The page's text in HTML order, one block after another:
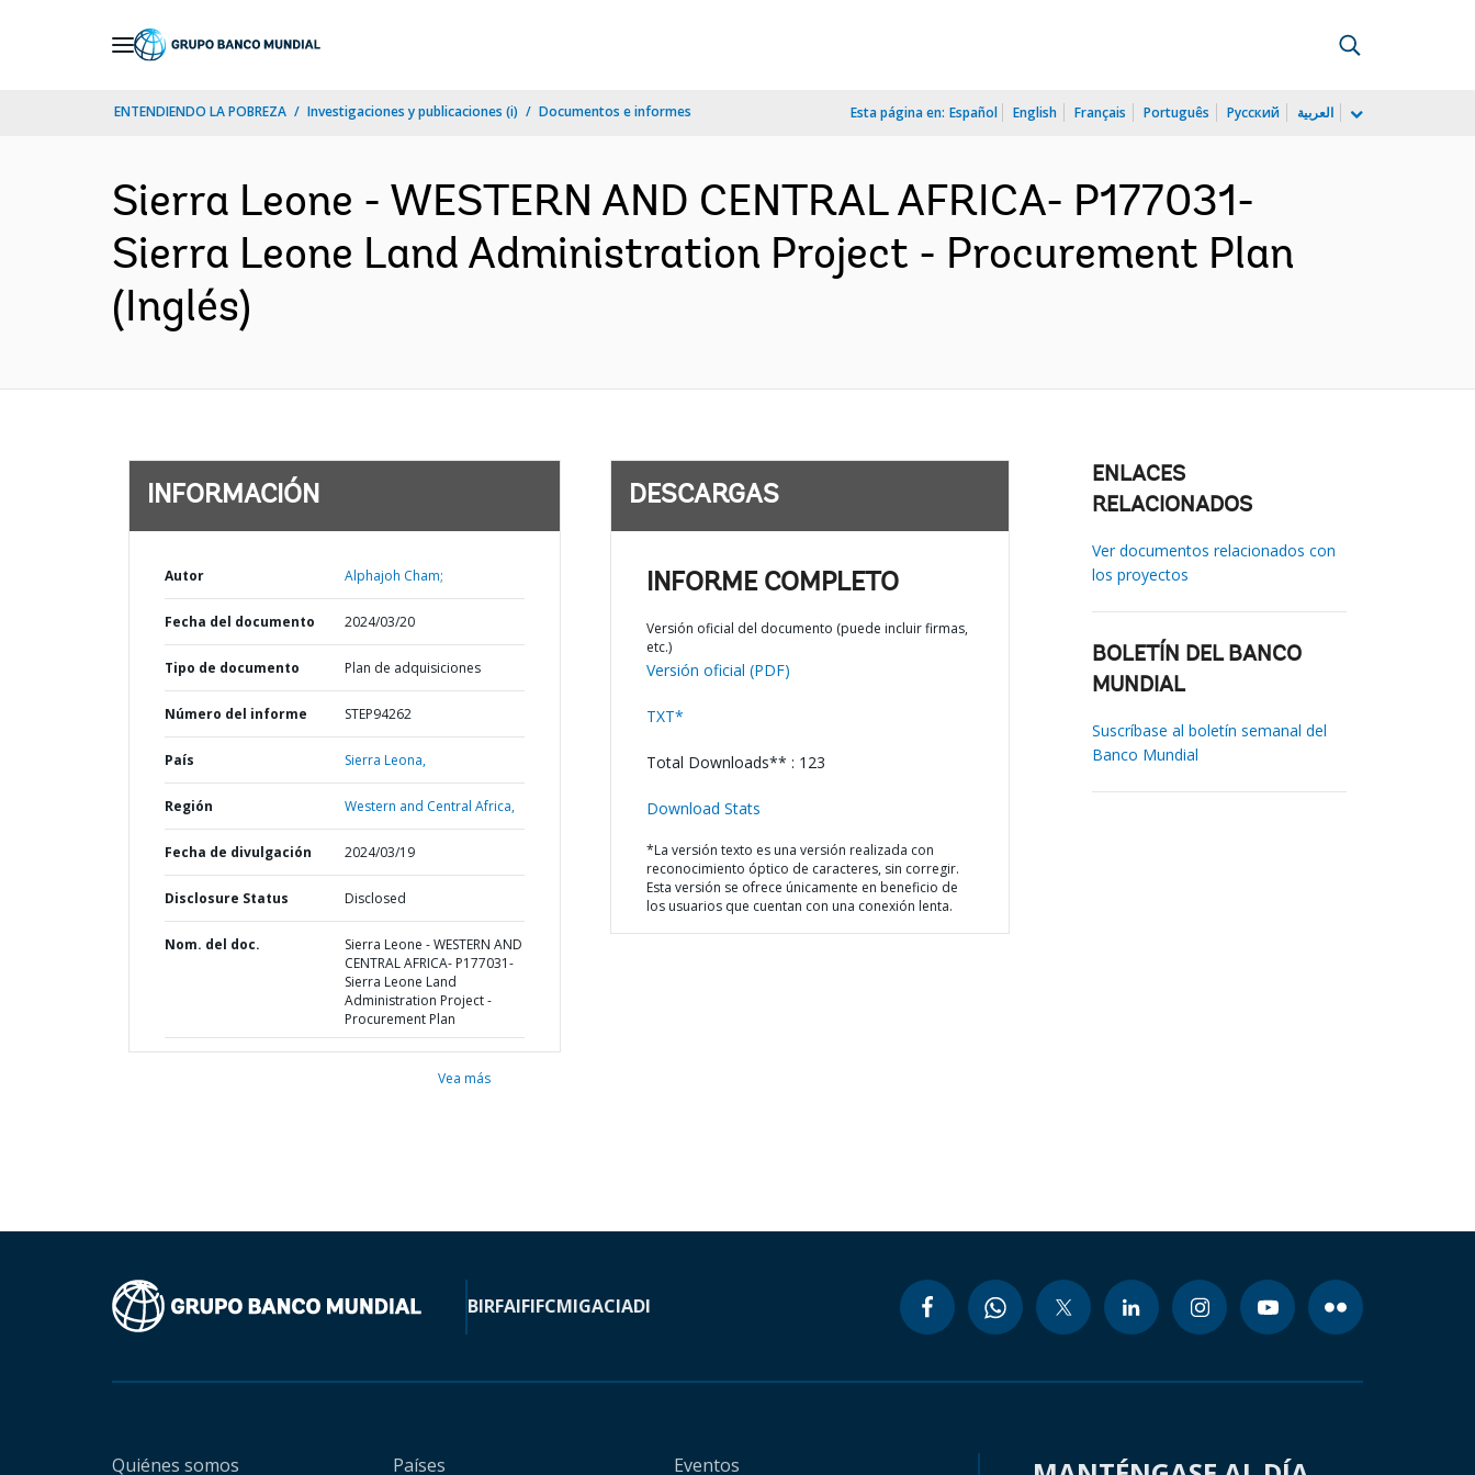
ENTENDIENDO LA POBREZA Investigaciones y publicaciones (i) Documentos e informes Esta página en: Español English Français Português Русский العربية
Sierra Leone - WESTERN AND CENTRAL AFRICA- P177031-
Sierra Leone Land Administration Project - Procurement Plan
(Inglés)
INFORMACIÓN
Autor Alphajoh Cham;
Fecha del documento 2024/03/20
Tipo de documento Plan de adquisiciones
Número del informe STEP94262
País Sierra Leona,
Región Western and Central Africa,
Fecha de divulgación 2024/03/19
Disclosure Status Disclosed
Nom. del doc.
Sierra Leone - WESTERN AND
CENTRAL AFRICA- P177031-
Sierra Leone Land
Administration Project -
Procurement Plan
Vea más
DESCARGAS
INFORME COMPLETO
Versión oficial del documento (puede incluir firmas,
etc.)
Versión oficial (PDF)
TXT*
Total Downloads** : 123
Download Stats
*La versión texto es una versión realizada con
reconocimiento óptico de caracteres, sin corregir.
Esta versión se ofrece únicamente en beneficio de
los usuarios que cuentan con una conexión lenta.
ENLACES
RELACIONADOS
Ver documentos relacionados con
los proyectos
BOLETÍN DEL BANCO
MUNDIAL
Suscríbase al boletín semanal del
Banco Mundial
BIRFAIFIFCMIGACIADI
Quiénes somos Países Eventos